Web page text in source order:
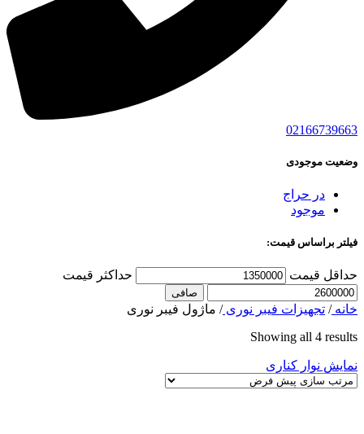
02166739663
وضعیت موجودی
در حراج
موجود
فیلتر براساس قیمت:
حداقل قیمت حداكثر قيمت
صافی
خانه/ تجهیزات فیبر نوری/ ماژول فیبر نوری
Showing all 4 results
نمایش نوار کناری